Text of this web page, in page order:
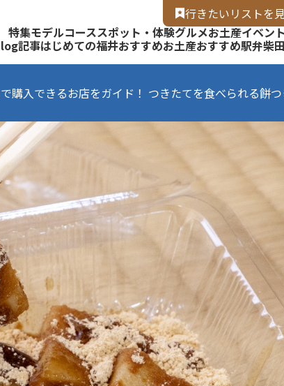
ト【福いろ
行きたいリストを
特集モデルコーススポット・体験グルメお土産イベン
記事はじめての福井おすすめお土産おすすめ駅弁柴
入できるお店をガイド！ つきたてを食べられる餅